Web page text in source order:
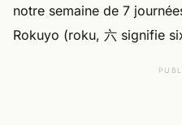
notre semaine de 7
Rokuyo (roku, 六 signifie